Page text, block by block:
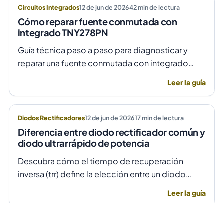
Circuitos Integrados12 de jun de 202642min de lectura
Cómo reparar fuente conmutada con
integrado TNY278PN
Guía técnica paso a paso para diagnosticar y
reparar una fuente conmutada con integrado
Leer la guía
Diodos Rectificadores12 de jun de 202617min de lectura
Diferencia entre diodo rectificador común y
diodo ultrarrápido de potencia
Descubra cómo el tiempo de recuperación
inversa (trr) define la elección entre un diodo
Leer la guía